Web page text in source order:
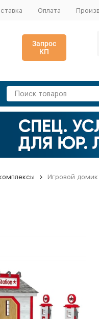
Оплата
Запрос
КП
Игровой домик